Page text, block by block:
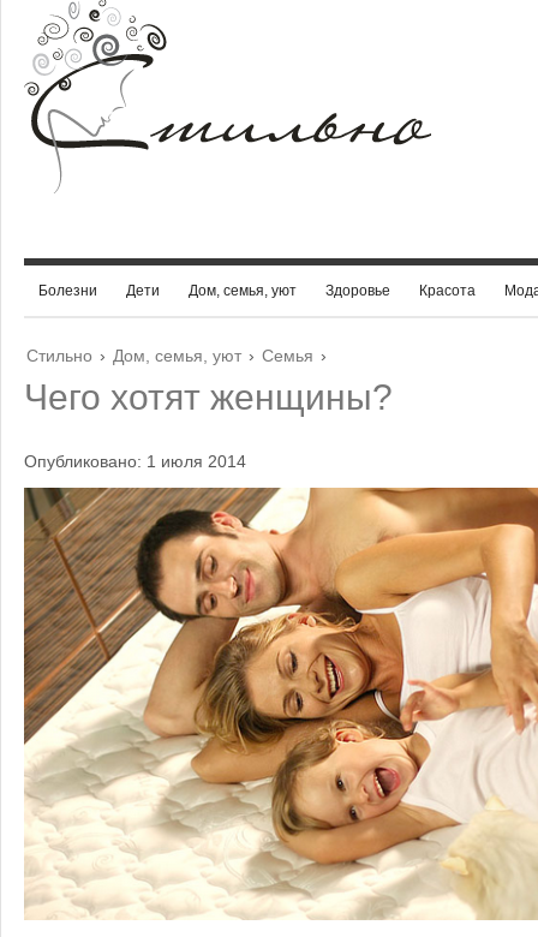
Болезни Дети Дом, семья, уют Здоровье Красота
Стильно › Дом, семья, уют › Семья ›
Чего хотят женщины?
Опубликовано: 1 июля 2014